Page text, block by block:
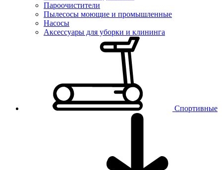
Пароочистители
Пылесосы моющие и промышленные
Насосы
Аксессуары для уборки и клининга
Спортивные